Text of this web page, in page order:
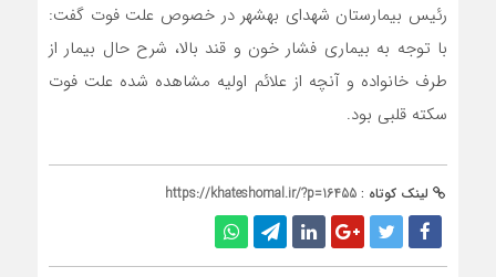
رئیس بیمارستان شهدای بهشهر در خصوص علت فوت گفت:
با توجه به بیماری فشار خون و قند بالا، شرح حال بیمار از
طرف خانواده و آنچه از علائم اولیه مشاهده شده علت فوت
سکته قلبی بود.
لینک کوتاه : https://khateshomal.ir/?p=16455